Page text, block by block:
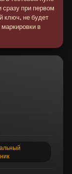
при первом
ключ, не будет
в